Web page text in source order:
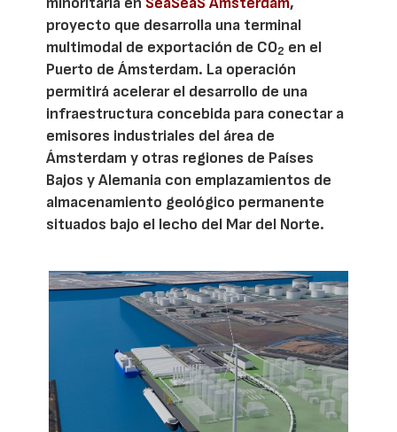
proyecto que desarrolla una terminal
multimodal de exportación de CO2 en el
Puerto de Ámsterdam. La operación
permitirá acelerar el desarrollo de una
infraestructura concebida para conectar a
emisores industriales del área de
Ámsterdam y otras regiones de Países
Bajos y Alemania con emplazamientos de
almacenamiento geológico permanente
situados bajo el lecho del Mar del Norte.